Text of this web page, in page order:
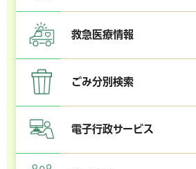
救急医療情報
ごみ分別検索
電子行政サービス